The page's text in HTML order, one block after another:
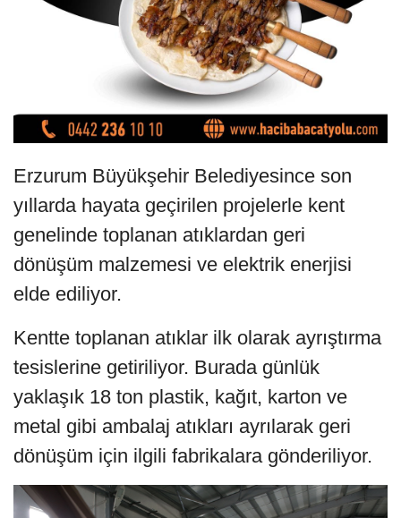
Erzurum Büyükşehir Belediyesince son
yıllarda hayata geçirilen projelerle kent
genelinde toplanan atıklardan geri
dönüşüm malzemesi ve elektrik enerjisi
elde ediliyor.
Kentte toplanan atıklar ilk olarak ayrıştırma
tesislerine getiriliyor. Burada günlük
yaklaşık 18 ton plastik, kağıt, karton ve
metal gibi ambalaj atıkları ayrılarak geri
dönüşüm için ilgili fabrikalara gönderiliyor.